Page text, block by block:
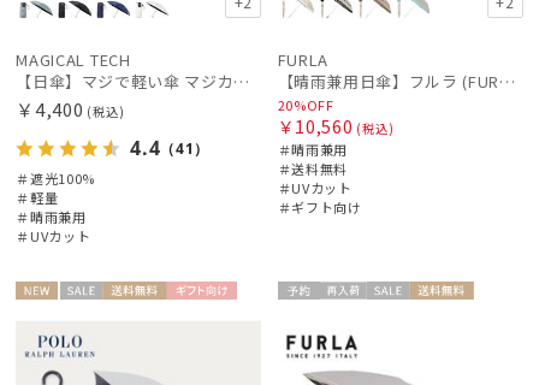
MAGICAL TECH
【日傘】マジで軽い傘 マジカルテックプロテクション(MAGICAL TECH PROTECTION)5flat 晴雨兼用傘折りたたみ日傘 一級遮光100% UV 軽量 コンパクト持ち運びに便利 人気
￥4,400 (税込)
4.4 （41）
＃遮光100%
＃軽量
＃晴雨兼用
＃UVカット
FURLA
【晴雨兼用日傘】フルラ (FURLA) 切り継ぎグログラン 一級遮光99.99％ 遮熱 UV 晴雨兼用 送料無料 可愛い
20%OFF
￥10,560 (税込)
＃晴雨兼用
＃送料無料
＃UVカット
＃ギフト向け
ル
WOME
N
荷
ギフト
向け
WOME
N